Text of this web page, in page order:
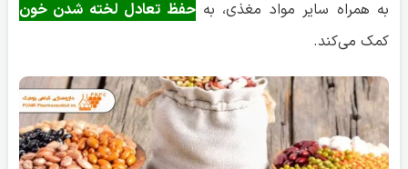
زردچوبه